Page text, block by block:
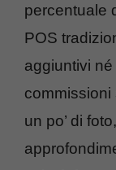
percentuale
POS
aggiuntivi
un po’ di